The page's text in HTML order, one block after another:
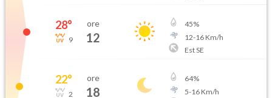
28°
9
ore
12
45%
12-16Km/h
Est SE
22°
2
ore
18
64%
5-16Km/h